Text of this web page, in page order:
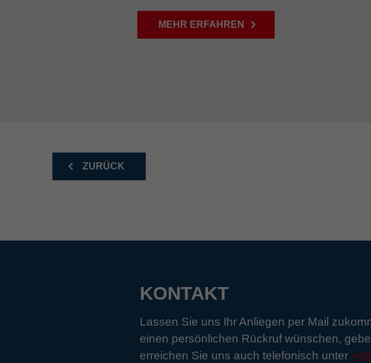
MEHR ERFAHREN
ZURÜCK
KONTAKT
Lassen Sie uns Ihr Anliegen per Mail
einen persönlichen Rückruf wünschen,
erreichen Sie uns auch telefonisch unter